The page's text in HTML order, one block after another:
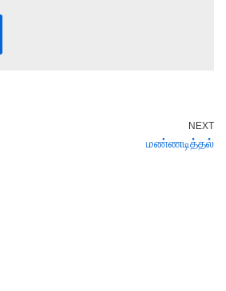
NEXT
மண்ணடித்தல்